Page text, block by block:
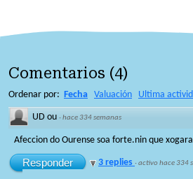
Comentarios (4)
Ordenar por: Fecha Valuación Ultima
UD ou ·hace 334 semanas
Afeccion do Ourense soa forte.nin que
Responder 3 replies ·activo hace 334